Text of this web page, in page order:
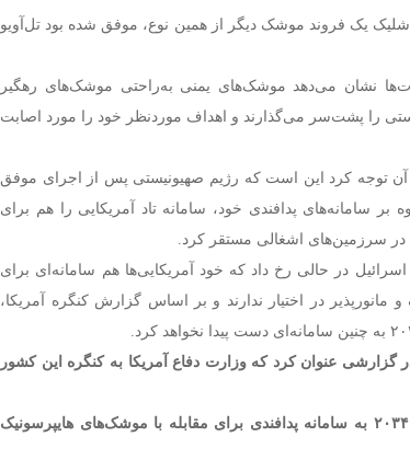
شلیک یک فروند موشک دیگر از همین نوع، موفق شده بود تل‌آویو
نشان می‌دهد موشک‌‌های یمنی به‌راحتی موشک‌های رهگیر
را پشت‌سر می‌گذارند و اهداف موردنظر خود را مورد اصابت
به آن توجه کرد این است که رژیم صهیونیستی پس از اجرای موفق
ایران،‌ علاوه بر سامانه‌های پدافندی خود، سامانه تاد آمریکایی را هم برای
سرزمین‌های اشغالی مستقر کرد.
اسرائیل در حالی رخ داد که خود آمریکایی‌ها هم سامانه‌ای برای
مانورپذیر در اختیار ندارند و بر اساس گزارش کنگره آمریکا،
عنوان کرد که وزارت دفاع آمریکا به کنگره این کشور
که آنها قادر نخواهند بود تا سال ۲۰۳۴ به سامانه پدافندی برای مقابله با موشک‌های هایپرسونیک